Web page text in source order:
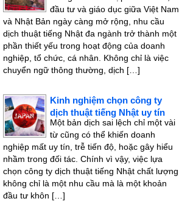
đầu tư và giáo dục giữa Việt Nam
và Nhật Bản ngày càng mở rộng, nhu cầu
dịch thuật tiếng Nhật đa ngành trở thành một
phần thiết yếu trong hoạt động của doanh
nghiệp, tổ chức, cá nhân. Không chỉ là việc
chuyển ngữ thông thường, dịch […]
Kinh nghiệm chọn công ty
dịch thuật tiếng Nhật uy tín
Một bản dịch sai lệch chỉ một vài
từ cũng có thể khiến doanh
nghiệp mất uy tín, trễ tiến độ, hoặc gây hiểu
nhầm trong đối tác. Chính vì vậy, việc lựa
chọn công ty dịch thuật tiếng Nhật chất lượng
không chỉ là một nhu cầu mà là một khoản
đầu tư khôn […]